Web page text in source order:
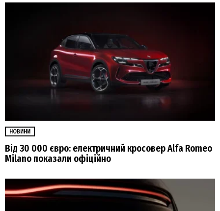
НОВИНИ
Від 30 000 євро: електричний кросовер Alfa Romeo
Milano показали офіційно